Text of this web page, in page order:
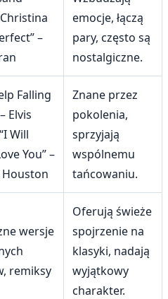
–
emocje, łączą
pary, często są
nostalgiczne.
Falling
Elvis
Will
You” –
Znane przez
pokolenia,
sprzyjają
wspólnemu
tańcowaniu.
wersje
remiksy
Oferują świeże
spojrzenie na
klasyki, nadają
wyjątkowy
charakter.